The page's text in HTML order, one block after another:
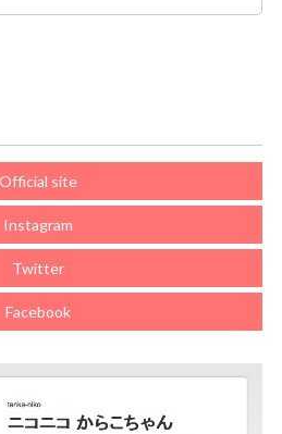
Official site
Instagram
Twitter
Facebook